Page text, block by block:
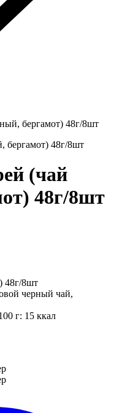
бергамот) 48г/8шт
(чай
48г/8шт
48г/8шт
черный чай,
г: 15 ккал